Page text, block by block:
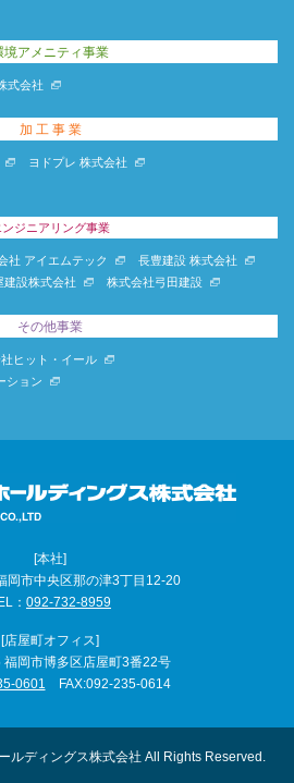
境アメニティ事業
式会社
加 工 事 業
ヨドプレ 株式会社
ンジニアリング事業
社 アイエムテック
長豊建設 株式会社
建設株式会社 株式会社弓田建設
その他事業
ヒット・イール
ション
[本社]
岡市中央区那の津3丁目12-20
： 092-732-8959
[店屋町オフィス]
岡市博多区店屋町3番22号
0601 FAX:092-235-0614
ルディングス株式会社 All Rights Reserved.